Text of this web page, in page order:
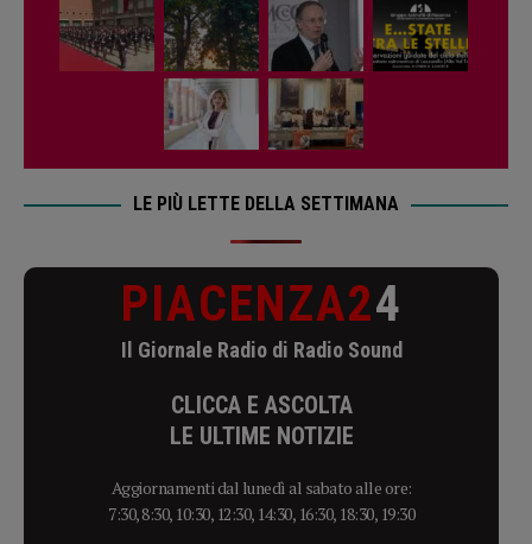
LE PIÙ LETTE DELLA SETTIMANA
PIACENZA24
Il Giornale Radio di Radio Sound
CLICCA E ASCOLTA
LE ULTIME NOTIZIE
Aggiornamenti dal lunedì al sabato alle ore:
7:30, 8:30, 10:30, 12:30, 14:30, 16:30, 18:30, 19:30